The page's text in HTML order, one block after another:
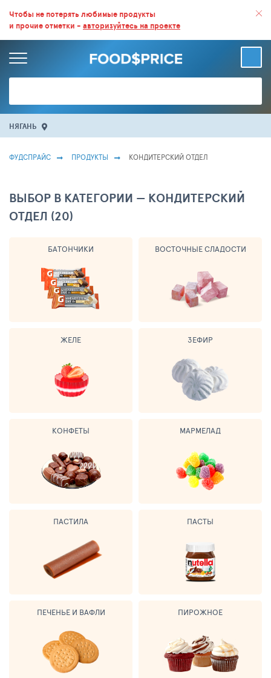
ВСЕ СКИДКИ И ВЫГОДНЫЕ ЦЕНЫ НА ПРОДУКТЫ В МАГАЗИНАХ.
БОЛЬШЕ 100 000 ТОВАРОВ. ЕЖЕДНЕВНОЕ ОБНОВЛЕНИЕ ЦЕН.
Чтобы не потерять любимые продукты
и прочие отметки - авторизуйтесь на проекте
НЯГАНЬ
ФУДСПРАЙС ПРОДУКТЫ КОНДИТЕРСКИЙ ОТДЕЛ
ВЫБОР В КАТЕГОРИИ — КОНДИТЕРСКИЙ
ОТДЕЛ (20)
БАТОНЧИКИ ВОСТОЧНЫЕ СЛАДОСТИ
ЖЕЛЕ ЗЕФИР
КОНФЕТЫ МАРМЕЛАД
ПАСТИЛА ПАСТЫ
ПЕЧЕНЬЕ И ВАФЛИ ПИРОЖНОЕ